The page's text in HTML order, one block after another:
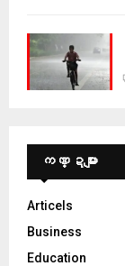
ကဏ္ဍများ
Articels
Business
Education